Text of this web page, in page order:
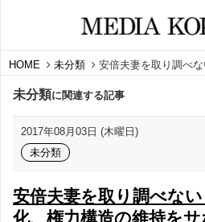
HOME 未分類 安倍夫妻を取り調べ
未分類に関連する記事
2017年08月03日 (木曜日)
未分類
安倍夫妻を取り調べな
化、権力構造の維持をサ